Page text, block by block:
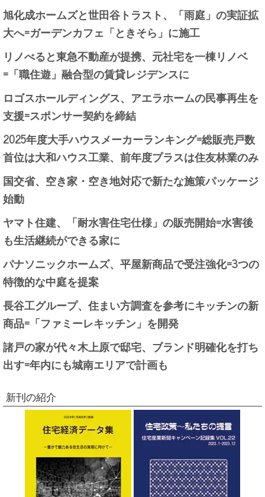
旭化成ホームズと世田谷トラスト、「雨庭」の実証拡
大へ=ガーデンカフェ「ときそら」に施工
リノべると東急不動産が提携、元社宅を一棟リノベ
=「職住遊」融合型の賃貸レジデンスに
ロゴスホールディングス、アエラホームの民事再生を
支援=スポンサー契約を締結
2025年度大手ハウスメーカーランキング=総販売戸数
首位は大和ハウス工業、前年度プラスは住友林業のみ
国交省、空き家・空き地対応で新たな施策パッケージ
始動
ヤマト住建、「耐水害住宅仕様」の販売開始=水害後
も生活継続ができる家に
パナソニックホームズ、平屋新商品で受注強化=3つの
特徴的な中庭を提案
長谷工グループ、住まい方調査を参考にキッチンの新
商品=「ファミーレキッチン」を開発
諸戸の家が代々木上原で邸宅、ブランド明確化を打ち
出す=年内にも城南エリアで計画も
新刊の紹介